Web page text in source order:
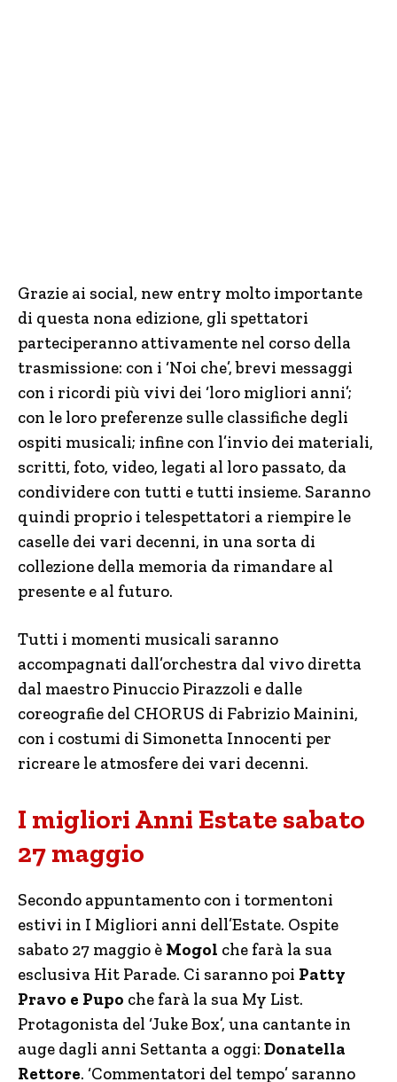
Grazie ai social, new entry molto importante
di questa nona edizione, gli spettatori
parteciperanno attivamente nel corso della
trasmissione: con i ‘Noi che’, brevi messaggi
con i ricordi più vivi dei ‘loro migliori anni’;
con le loro preferenze sulle classifiche degli
ospiti musicali; infine con l’invio dei materiali,
scritti, foto, video, legati al loro passato, da
condividere con tutti e tutti insieme. Saranno
quindi proprio i telespettatori a riempire le
caselle dei vari decenni, in una sorta di
collezione della memoria da rimandare al
presente e al futuro.
Tutti i momenti musicali saranno
accompagnati dall’orchestra dal vivo diretta
dal maestro Pinuccio Pirazzoli e dalle
coreografie del CHORUS di Fabrizio Mainini,
con i costumi di Simonetta Innocenti per
ricreare le atmosfere dei vari decenni.
I migliori Anni Estate sabato
27 maggio
Secondo appuntamento con i tormentoni
estivi in I Migliori anni dell’Estate. Ospite
sabato 27 maggio è Mogol che farà la sua
esclusiva Hit Parade. Ci saranno poi Patty
Pravo e Pupo che farà la sua My List.
Protagonista del ‘Juke Box’, una cantante in
auge dagli anni Settanta a oggi: Donatella
Rettore. ‘Commentatori del tempo’ saranno